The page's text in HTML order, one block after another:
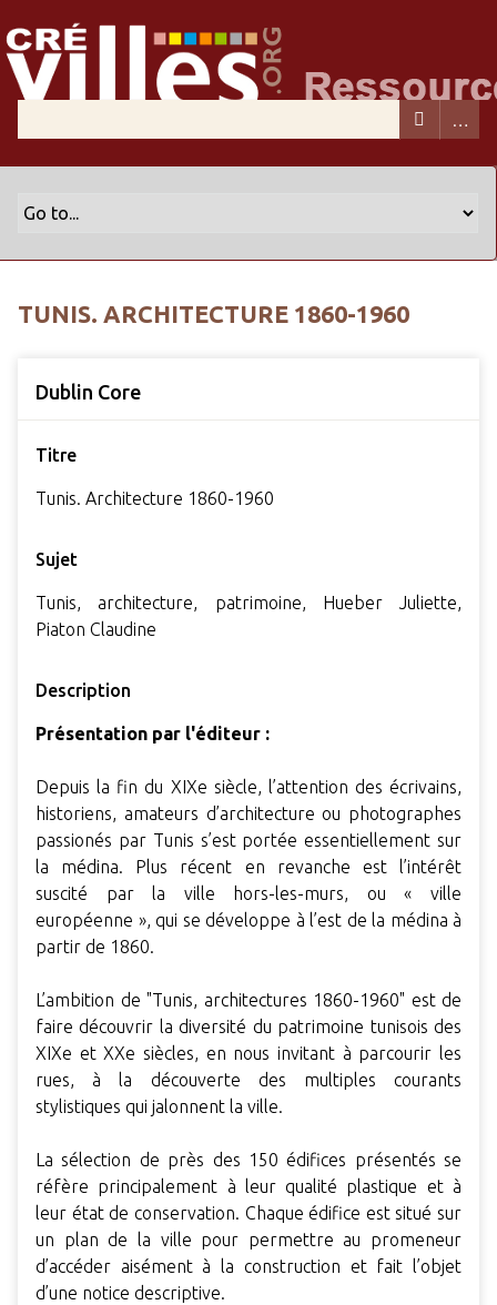
TUNIS. ARCHITECTURE 1860-1960
Dublin Core
Titre
Tunis. Architecture 1860-1960
Sujet
Tunis, architecture, patrimoine, Hueber Juliette,
Piaton Claudine
Description
Présentation par l'éditeur :
Depuis la fin du XIXe siècle, l’attention des écrivains,
historiens, amateurs d’architecture ou photographes
passionés par Tunis s’est portée essentiellement sur
la médina. Plus récent en revanche est l’intérêt
suscité par la ville hors-les-murs, ou « ville
européenne », qui se développe à l’est de la médina à
partir de 1860.
L’ambition de "Tunis, architectures 1860-1960" est de
faire découvrir la diversité du patrimoine tunisois des
XIXe et XXe siècles, en nous invitant à parcourir les
rues, à la découverte des multiples courants
stylistiques qui jalonnent la ville.
La sélection de près des 150 édifices présentés se
réfère principalement à leur qualité plastique et à
leur état de conservation. Chaque édifice est situé sur
un plan de la ville pour permettre au promeneur
d’accéder aisément à la construction et fait l’objet
d’une notice descriptive.